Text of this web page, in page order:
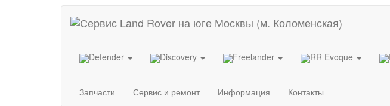
Defender Discovery Freelander RR Evoque
Запчасти Сервис и ремонт Информация Контакты